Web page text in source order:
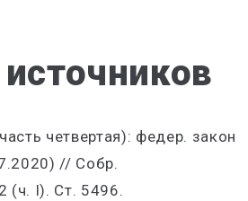
четвертая): федер. закон
// Собр.
(ч. I). Ст. 5496.